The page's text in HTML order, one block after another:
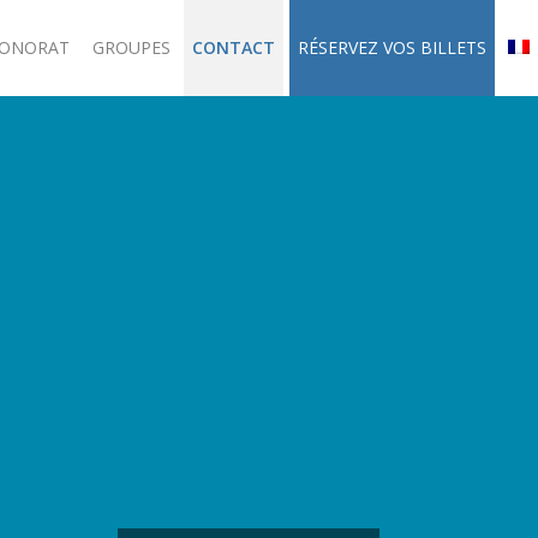
GROUPES CONTACT RÉSERVEZ VOS BILLETS